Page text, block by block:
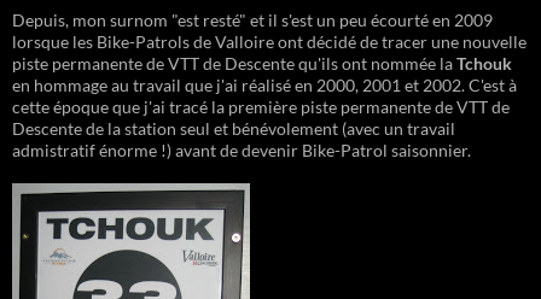
Depuis, mon surnom "est resté" et il s'est un peu écourté en 2009
lorsque les Bike-Patrols de Valloire ont décidé de tracer une nouvelle
piste permanente de VTT de Descente qu'ils ont nommée laTchouk
en hommage au travail que j'ai réalisé en 2000, 2001 et 2002. C'est à
cette époque que j'ai tracé la première piste permanente de VTT de
Descente de la station seul et bénévolement (avec un travail
admistratif énorme !) avant de devenir Bike-Patrol saisonnier.